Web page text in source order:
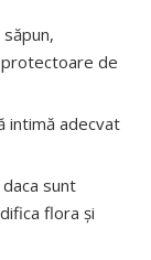
de
intimă adecvat
sunt
flora și